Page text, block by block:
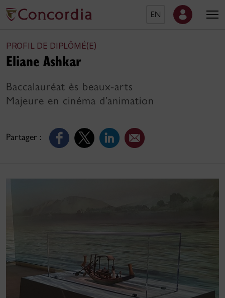
EN
PROFIL DE DIPLÔMÉ(E)
Partager :
Eliane Ashkar
Baccalauréat ès beaux-arts
Majeure en cinéma d’animation